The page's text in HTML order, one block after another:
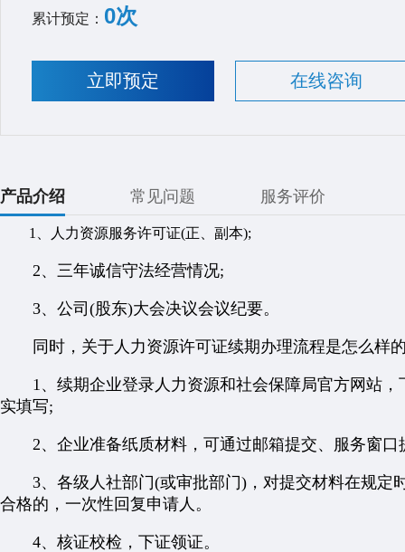
累计预定： 0次
立即预定 在线咨询
产品介绍 常见问题 服务评价
1、人力资源服务许可证(正、副本);
2、三年诚信守法经营情况;
3、公司(股东)大会决议会议纪要。
同时，关于人力资源许可证续期办理流程是怎么样
1、续期企业登录人力资源和社会保障局官方网站，
实填写;
2、企业准备纸质材料，可通过邮箱提交、服务窗口
3、各级人社部门(或审批部门)，对提交材料在规定
合格的，一次性回复申请人。
4、核证校检，下证领证。